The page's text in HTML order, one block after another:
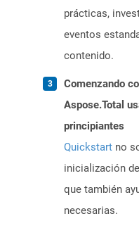
prácticas,
eventos
contenido.
Comenzando
Aspose.Total
principiantes
Quickstart no
inicialización
que también
necesarias.